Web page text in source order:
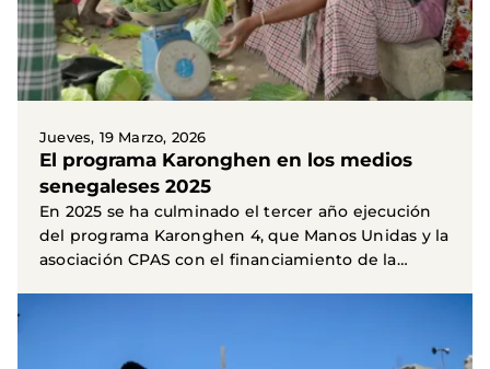
Jueves, 19 Marzo, 2026
El programa Karonghen en los medios
senegaleses 2025
En 2025 se ha culminado el tercer año ejecución
del programa Karonghen 4, que Manos Unidas y la
asociación CPAS con el financiamiento de la